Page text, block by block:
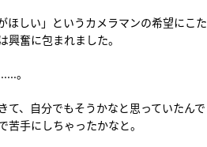
ほしい」というカメラマンの希望にこた
奮に包まれました。
。
、自分でもそうかなと思っていたんで
手にしちゃったかなと。